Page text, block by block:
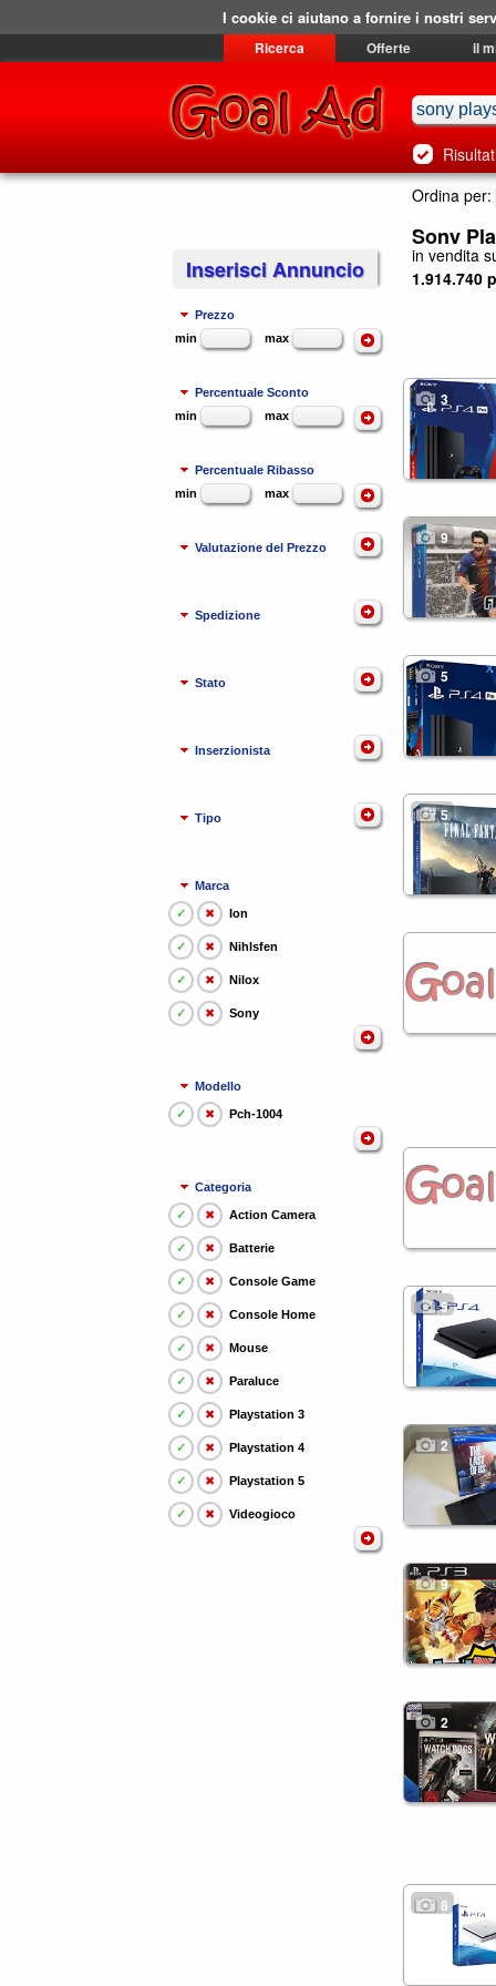
Ricerca Offerte il
Ordina per:
Sony
in vendita
1.914.740
Inserisci Annuncio
Prezzo
min
max
Percentuale Sconto
min
max
Percentuale Ribasso
min
max
Valutazione del Prezzo
Spedizione
Stato
Inserzionista
Tipo
Marca
✓ ✖ Ion
✓ ✖ Nihlsfen
✓ ✖ Nilox
✓ ✖ Sony
Modello
✓ ✖ Pch-1004
Categoria
✓ ✖ Action Camera
✓ ✖ Batterie
✓ ✖ Console Game
✓ ✖ Console Home
✓ ✖ Mouse
✓ ✖ Paraluce
✓ ✖ Playstation 3
✓ ✖ Playstation 4
✓ ✖ Playstation 5
✓ ✖ Videogioco
3
9
5
5
5
2
9
2
8
I cookie ci aiutano a fornire i nostri